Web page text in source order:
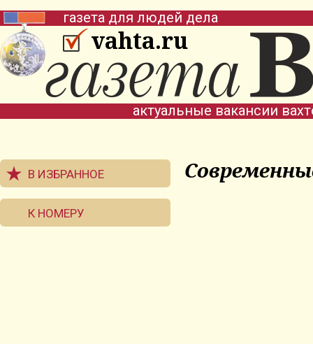
vahta.ru
газета для людей дела
актуальные вакансии
В ИЗБРАННОЕ
К НОМЕРУ